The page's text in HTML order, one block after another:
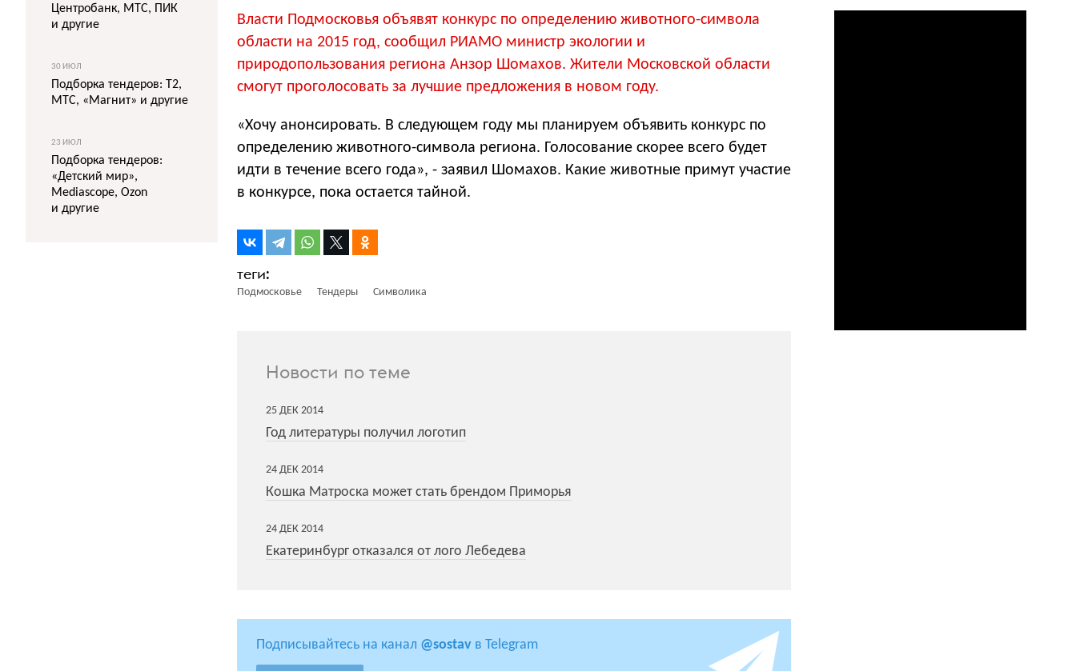
Власти Подмосковья объявят конкурс по определению животного-символа
области на 2015 год, сообщил РИАМО министр экологии и
природопользования региона Анзор Шомахов. Жители Московской области
смогут проголосовать за лучшие предложения в новом году.
«Хочу анонсировать. В следующем году мы планируем объявить конкурс по
определению животного-символа региона. Голосование скорее всего будет
идти в течение всего года», - заявил Шомахов. Какие животные примут участие
в конкурсе, пока остается тайной.
Подмосковье Тендеры Символика
Новости по теме
25 ДЕК 2014
Год литературы получил логотип
24 ДЕК 2014
Кошка Матроска может стать брендом Приморья
24 ДЕК 2014
Екатеринбург отказался от лого Лебедева
Подписывайтесь на канал @sostav в Telegram
Центробанк, МТС, ПИК
и другие
30 ИЮЛ
Подборка тендеров: T2,
МТС, «Магнит» и другие
23 ИЮЛ
Подборка тендеров:
«Детский мир»,
Mediascope, Ozon
и другие